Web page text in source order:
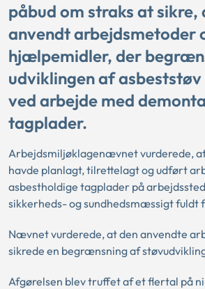
påbud om straks at sikre,
anvendt arbejdsmetoder
hjælpemidler, der
udviklingen af
ved arbejde med
tagplader.
Arbejdsmiljøklagenævnet vurderede,
havde planlagt, tilrettelagt og udført
asbestholdige tagplader på
sikkerheds- og sundhedsmæssigt fuldt
Nævnet vurderede, at den anvendte
sikrede en begrænsning af
Afgørelsen blev truffet af et flertal på ni